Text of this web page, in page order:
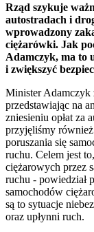
Rząd szykuje
autostradach i
wprowadzony
ciężarówki. Jak
Adamczyk, ma to
i zwiększyć
Minister Adamczyk
przedstawiając na
zniesieniu opłat za
przyjęliśmy
poruszania się
ruchu. Celem jest
ciężarowych przez
ruchu - powiedział
samochodów
są to sytuacje
oraz upłynni ruch.